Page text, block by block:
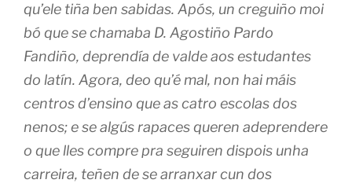
qu’ele tiña ben sabidas. Após, un creguiño moi
bó que se chamaba D. Agostiño Pardo
Fandiño, deprendía de valde aos estudantes
do latín. Agora, deo qu’é mal, non hai máis
centros d’ensino que as catro escolas dos
nenos; e se algús rapaces queren adeprendere
o que lles compre pra seguiren dispois unha
carreira, teñen de se arranxar cun dos